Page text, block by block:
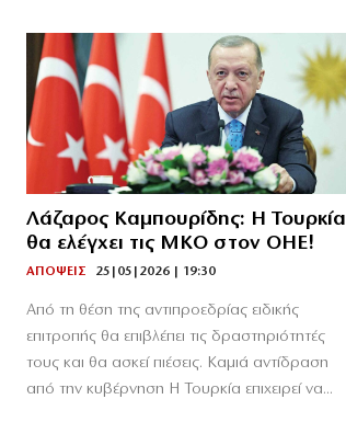
Λάζαρος Καμπουρίδης: Η Τουρκία
θα ελέγχει τις ΜΚΟ στον ΟΗΕ!
ΑΠΟΨΕΙΣ 25|05|2026 | 19:30
Από τη θέση της αντιπροεδρίας ειδικής
επιτροπής θα επιβλέπει τις δραστηριότητές
τους και θα ασκεί πιέσεις. Καμιά αντίδραση
από την κυβέρνηση Η Τουρκία επιχειρεί να...